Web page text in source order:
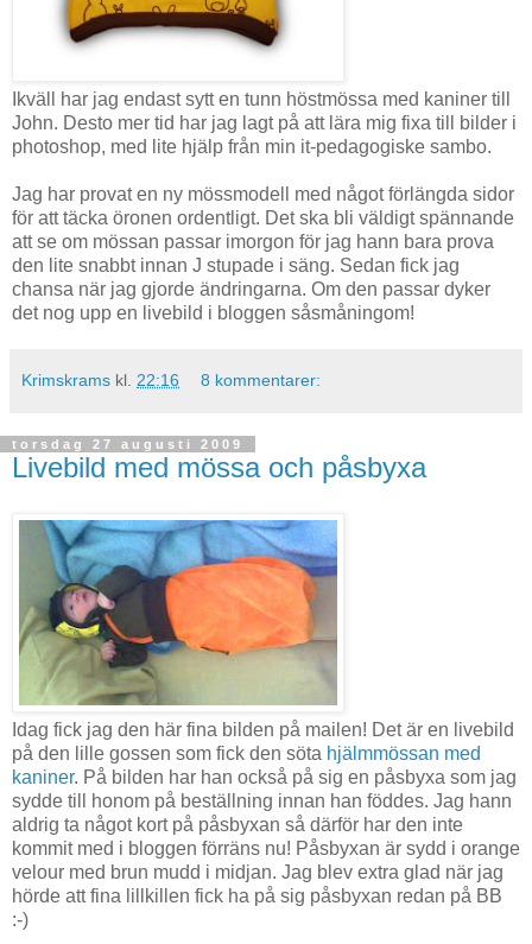
Ikväll har jag endast sytt en tunn höstmössa med kaniner till
John. Desto mer tid har jag lagt på att lära mig fixa till bilder i
photoshop, med lite hjälp från min it-pedagogiske sambo.
Jag har provat en ny mössmodell med något förlängda sidor
för att täcka öronen ordentligt. Det ska bli väldigt spännande
att se om mössan passar imorgon för jag hann bara prova
den lite snabbt innan J stupade i säng. Sedan fick jag
chansa när jag gjorde ändringarna. Om den passar dyker
det nog upp en livebild i bloggen såsmåningom!
Krimskrams kl. 22:16 8 kommentarer:
torsdag 27 augusti 2009
Livebild med mössa och påsbyxa
Idag fick jag den här fina bilden på mailen! Det är en livebild
på den lille gossen som fick den söta hjälmmössan med
kaniner. På bilden har han också på sig en påsbyxa som jag
sydde till honom på beställning innan han föddes. Jag hann
aldrig ta något kort på påsbyxan så därför har den inte
kommit med i bloggen förräns nu! Påsbyxan är sydd i orange
velour med brun mudd i midjan. Jag blev extra glad när jag
hörde att fina lillkillen fick ha på sig påsbyxan redan på BB
:-)